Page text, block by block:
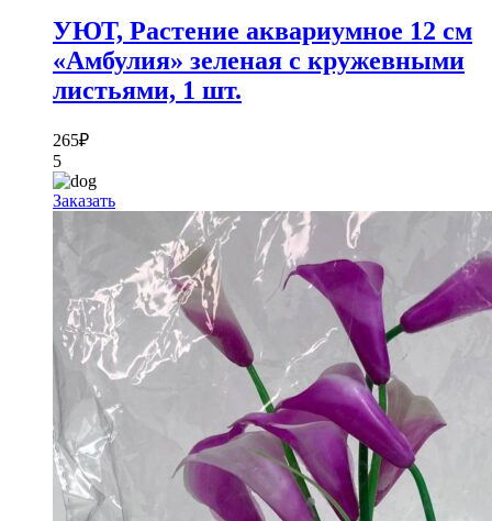
УЮТ, Растение аквариумное 12 см
«Амбулия» зеленая с кружевными
листьями, 1 шт.
265₽
5
Заказать